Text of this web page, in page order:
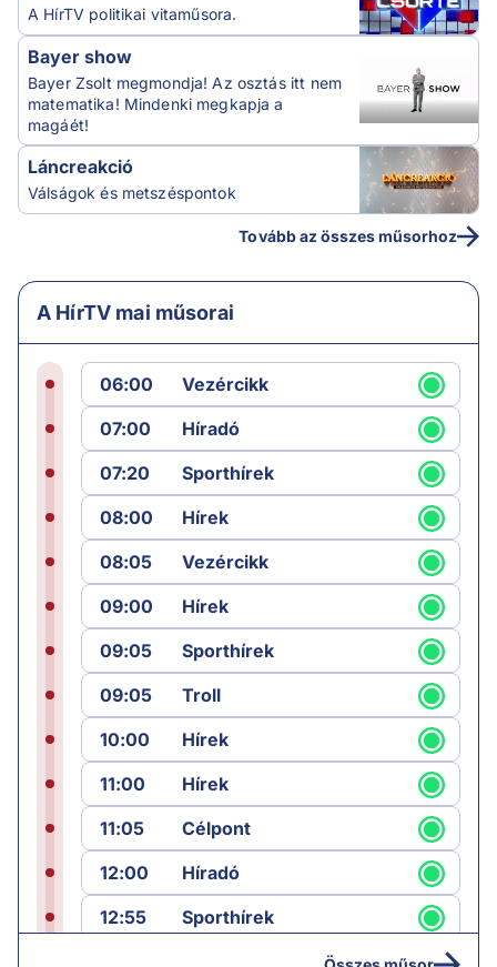
A HírTV politikai vitaműsora.
Bayer show
Bayer Zsolt megmondja! Az osztás itt nem
matematika! Mindenki megkapja a
magáét!
Láncreakció
Válságok és metszéspontok
Tovább az összes műsorhoz
A HírTV mai műsorai
06:00
Vezércikk
07:00
Híradó
07:20
Sporthírek
08:00
Hírek
08:05
Vezércikk
09:00
Hírek
09:05
Sporthírek
09:05
Troll
10:00
Hírek
11:00
Hírek
11:05
Célpont
12:00
Híradó
12:55
Sporthírek